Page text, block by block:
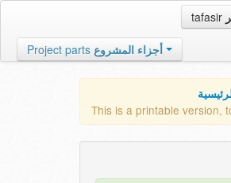
tafasir
Project parts أجزاء المشروع
This is a printable version,